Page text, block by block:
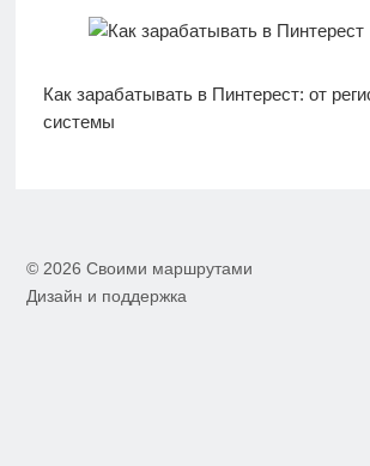
Как зарабатывать в Пинтерест: от
системы
© 2026 Своими маршрутами
Дизайн и поддержка